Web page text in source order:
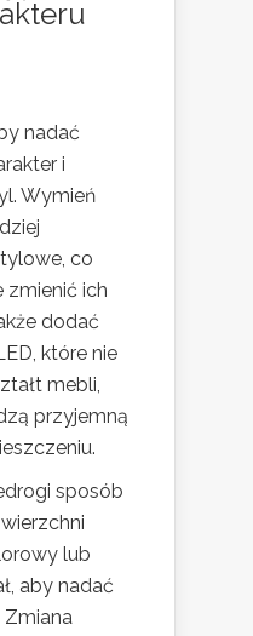
nadać
i
Wymień
co
zmienić ich
dodać
które nie
mebli,
przyjemną
sposób
lub
aby nadać
Zmiana